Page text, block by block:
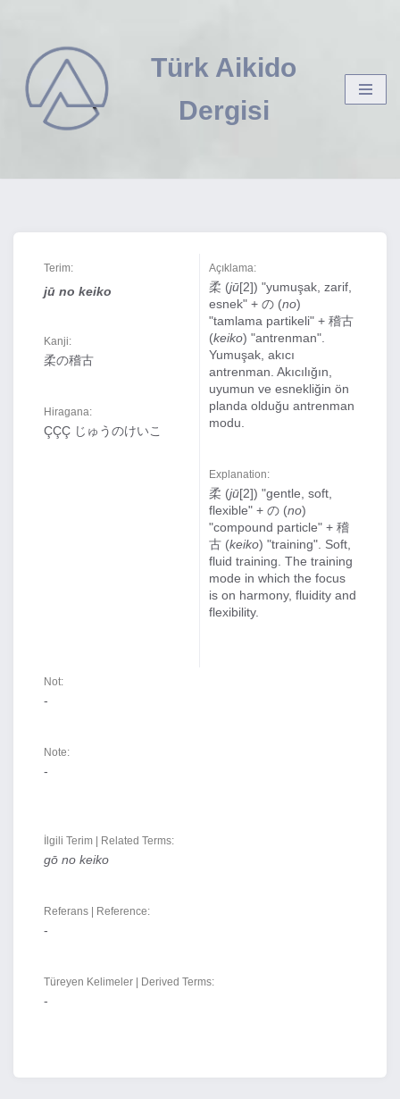
İçeriğe
geç
Türk Aikido
Dergisi
Terim:
jū no keiko
Kanji:
柔の稽古
Hiragana:
ÇÇÇ じゅうのけいこ
Açıklama:
柔 (jū[2]) "yumuşak, zarif,
esnek" + の (no)
"tamlama partikeli" + 稽古
(keiko) "antrenman".
Yumuşak, akıcı
antrenman. Akıcılığın,
uyumun ve esnekliğin ön
planda olduğu antrenman
modu.
Explanation:
柔 (jū[2]) "gentle, soft,
flexible" + の (no)
"compound particle" + 稽
古 (keiko) "training". Soft,
fluid training. The training
mode in which the focus
is on harmony, fluidity and
flexibility.
Not:
-
Note:
-
İlgili Terim | Related Terms:
gō no keiko
Referans | Reference:
-
Türeyen Kelimeler | Derived Terms:
-